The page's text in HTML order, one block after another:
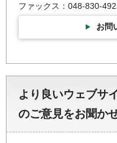
ファックス：048-830-
お問
より良いウェブサ
のご意見をお聞か